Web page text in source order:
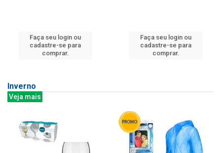
Faça seu login ou
cadastre-se para
comprar.
Faça seu login ou
cadastre-se para
comprar.
Inverno
Veja mais